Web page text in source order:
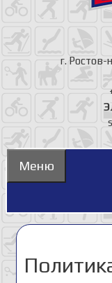
г.
Меню